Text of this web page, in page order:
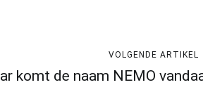
VOLGENDE ARTIKEL
komt de naam NEMO